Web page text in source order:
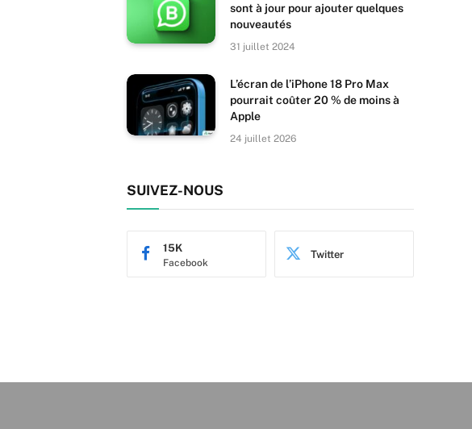
sont à jour pour ajouter quelques
nouveautés
31 juillet 2024
L’écran de l’iPhone 18 Pro Max
pourrait coûter 20 % de moins à
Apple
24 juillet 2026
SUIVEZ-NOUS
Facebook
15K Twitter